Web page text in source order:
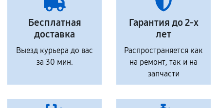
Бесплатная
доставка
Выезд курьера до вас
за 30 мин.
Гарантия до 2-х
лет
Распространяется как
на ремонт, так и на
запчасти